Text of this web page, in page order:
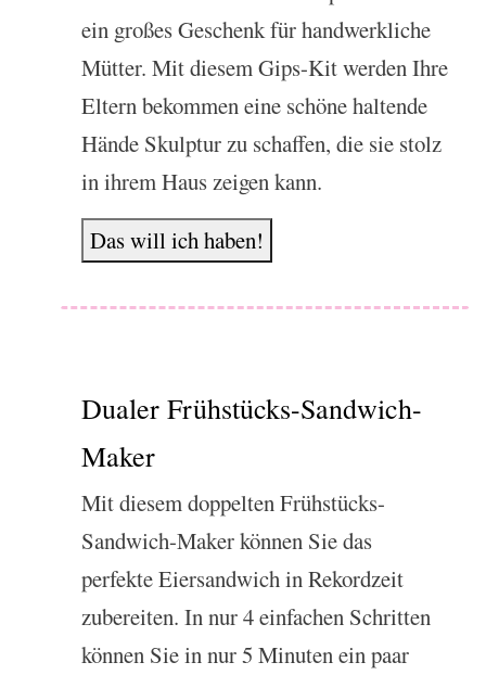
ein großes Geschenk für handwerkliche
Mütter. Mit diesem Gips-Kit werden Ihre
Eltern bekommen eine schöne haltende
Hände Skulptur zu schaffen, die sie stolz
in ihrem Haus zeigen kann.
Das will ich haben!
Dualer Frühstücks-Sandwich-
Maker
Mit diesem doppelten Frühstücks-
Sandwich-Maker können Sie das
perfekte Eiersandwich in Rekordzeit
zubereiten. In nur 4 einfachen Schritten
können Sie in nur 5 Minuten ein paar